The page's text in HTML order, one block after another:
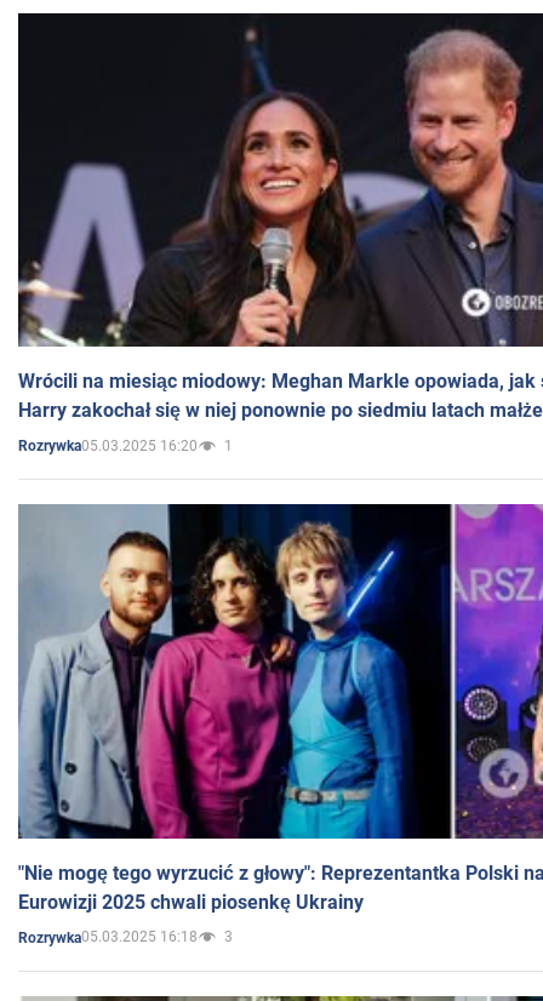
Wrócili na miesiąc miodowy: Meghan Markle opowiada, jak
Harry zakochał się w niej ponownie po siedmiu latach
Rozrywka05.03.2025 16:20 1
"Nie mogę tego wyrzucić z głowy": Reprezentantka Polski
Eurowizji 2025 chwali piosenkę Ukrainy
Rozrywka05.03.2025 16:18 3